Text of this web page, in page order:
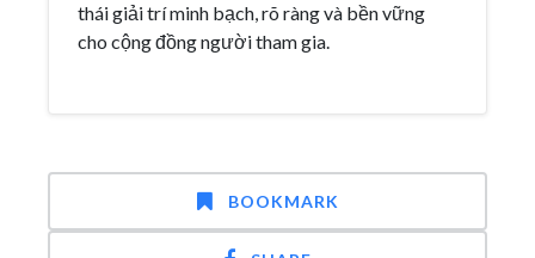
thái giải trí minh bạch, rõ ràng và bền vững
cho cộng đồng người tham gia.
BOOKMARK